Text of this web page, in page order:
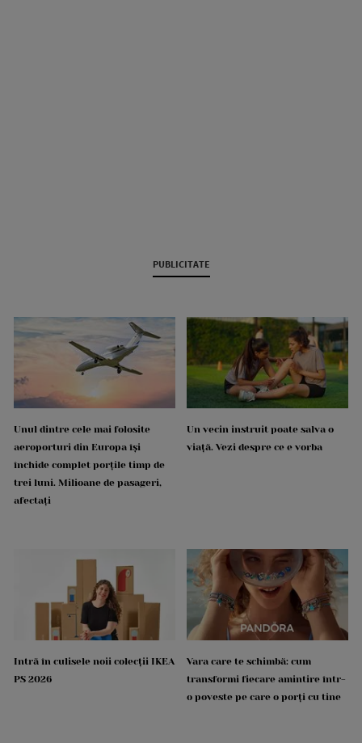
PUBLICITATE
Unul dintre cele mai folosite
aeroporturi din Europa își
închide complet porțile timp de
trei luni. Milioane de pasageri,
afectați
Un vecin instruit poate salva o
viață. Vezi despre ce e vorba
Intră în culisele noii colecții IKEA
PS 2026
Vara care te schimbă: cum
transformi fiecare amintire într-
o poveste pe care o porți cu tine